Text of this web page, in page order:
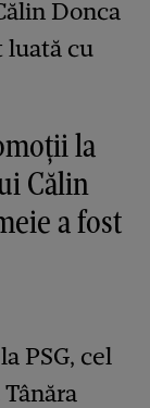
la
Călin
a fost